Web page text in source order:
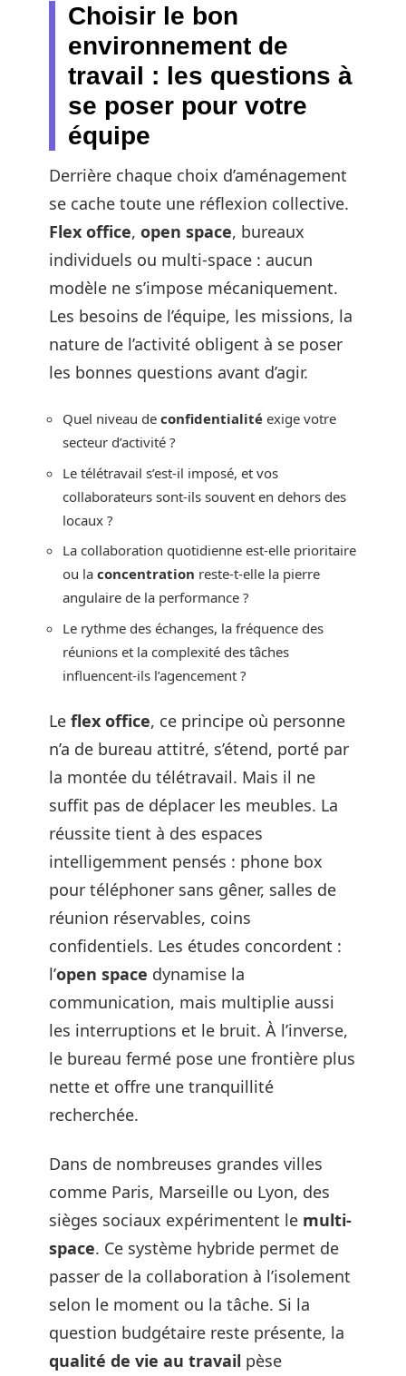
Choisir le bon
environnement de
travail : les questions à
se poser pour votre
équipe
Derrière chaque choix d’aménagement
se cache toute une réflexion collective.
Flex office, open space, bureaux
individuels ou multi-space : aucun
modèle ne s’impose mécaniquement.
Les besoins de l’équipe, les missions, la
nature de l’activité obligent à se poser
les bonnes questions avant d’agir.
Quel niveau de confidentialité exige votre
secteur d’activité ?
Le télétravail s’est-il imposé, et vos
collaborateurs sont-ils souvent en dehors des
locaux ?
La collaboration quotidienne est-elle prioritaire
ou la concentration reste-t-elle la pierre
angulaire de la performance ?
Le rythme des échanges, la fréquence des
réunions et la complexité des tâches
influencent-ils l’agencement ?
Le flex office, ce principe où personne
n’a de bureau attitré, s’étend, porté par
la montée du télétravail. Mais il ne
suffit pas de déplacer les meubles. La
réussite tient à des espaces
intelligemment pensés : phone box
pour téléphoner sans gêner, salles de
réunion réservables, coins
confidentiels. Les études concordent :
l’open space dynamise la
communication, mais multiplie aussi
les interruptions et le bruit. À l’inverse,
le bureau fermé pose une frontière plus
nette et offre une tranquillité
recherchée.
Dans de nombreuses grandes villes
comme Paris, Marseille ou Lyon, des
sièges sociaux expérimentent le multi-
space. Ce système hybride permet de
passer de la collaboration à l’isolement
selon le moment ou la tâche. Si la
question budgétaire reste présente, la
qualité de vie au travail pèse